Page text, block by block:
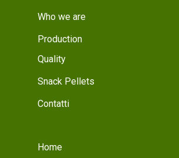
Who we are
Production
Quality
Snack Pellets
Contatti
Home